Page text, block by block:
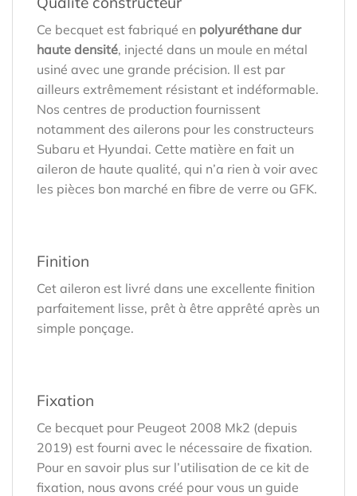
Ce becquet est fabriqué en polyuréthane dur
haute densité, injecté dans un moule en métal
usiné avec une grande précision. Il est par
ailleurs extrêmement résistant et indéformable.
Nos centres de production fournissent
notamment des ailerons pour les constructeurs
Subaru et Hyundai. Cette matière en fait un
aileron de haute qualité, qui n’a rien à voir avec
les pièces bon marché en fibre de verre ou GFK.
Finition
Cet aileron est livré dans une excellente finition
parfaitement lisse, prêt à être apprêté après un
simple ponçage.
Fixation
Ce becquet pour Peugeot 2008 Mk2 (depuis
2019) est fourni avec le nécessaire de fixation.
Pour en savoir plus sur l’utilisation de ce kit de
fixation, nous avons créé pour vous un guide